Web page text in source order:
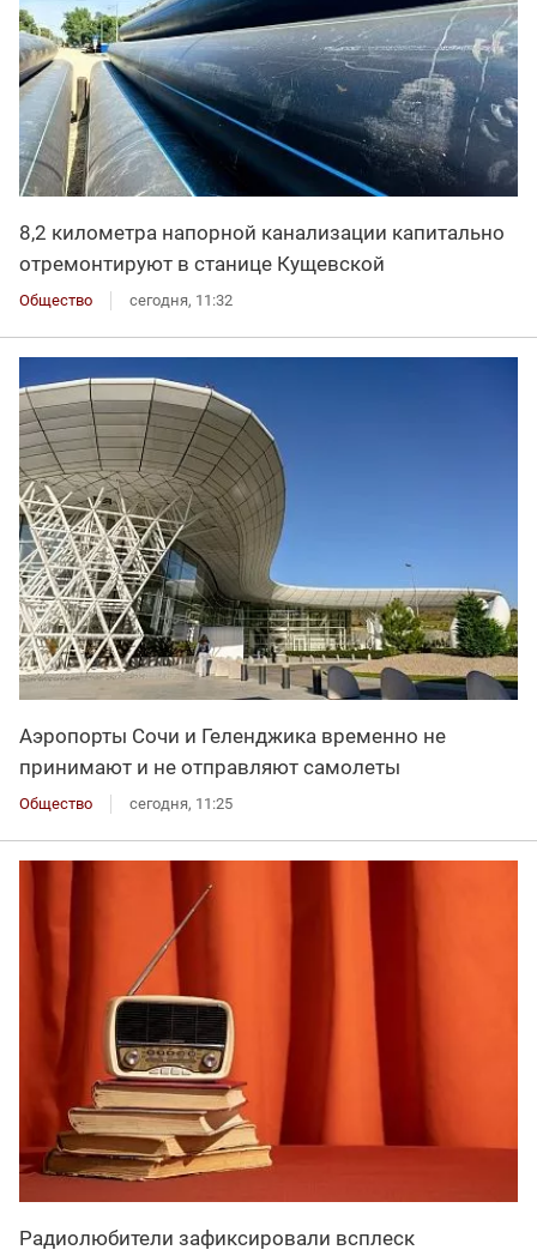
8,2 километра напорной канализации капитально
отремонтируют в станице Кущевской
Общество сегодня, 11:32
Аэропорты Сочи и Геленджика временно не
принимают и не отправляют самолеты
Общество сегодня, 11:25
Радиолюбители зафиксировали всплеск